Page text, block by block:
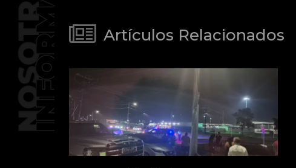
Artículos Relacionados